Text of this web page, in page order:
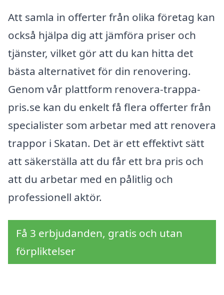
Att samla in offerter från olika företag kan
också hjälpa dig att jämföra priser och
tjänster, vilket gör att du kan hitta det
bästa alternativet för din renovering.
Genom vår plattform renovera-trappa-
pris.se kan du enkelt få flera offerter från
specialister som arbetar med att renovera
trappor i Skatan. Det är ett effektivt sätt
att säkerställa att du får ett bra pris och
att du arbetar med en pålitlig och
professionell aktör.
Få 3 erbjudanden, gratis och utan
förpliktelser